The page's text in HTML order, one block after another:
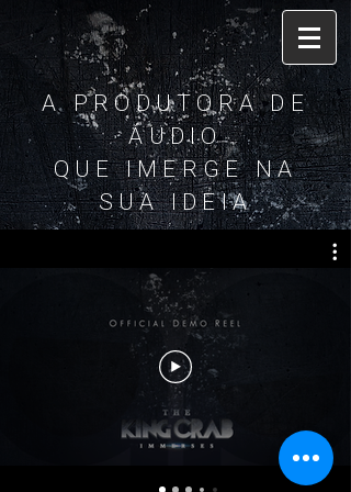
A PRODUTORA DE
ÁUDIO
QUE IMERGE NA
SUA IDEIA